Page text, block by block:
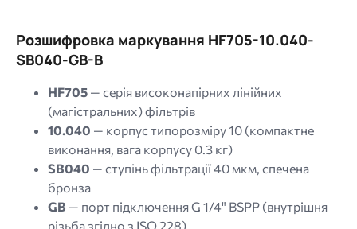
Розшифровка маркування HF705-10.040-
SB040-GB-B
HF705 — серія високонапірних лінійних
(магістральних) фільтрів
10.040 — корпус типорозміру 10 (компактне
виконання, вага корпусу 0.3 кг)
SB040 — ступінь фільтрації 40 мкм, спечена
бронза
GB — порт підключення G 1/4" BSPP (внутрішня
різьба згідно з ISO 228)